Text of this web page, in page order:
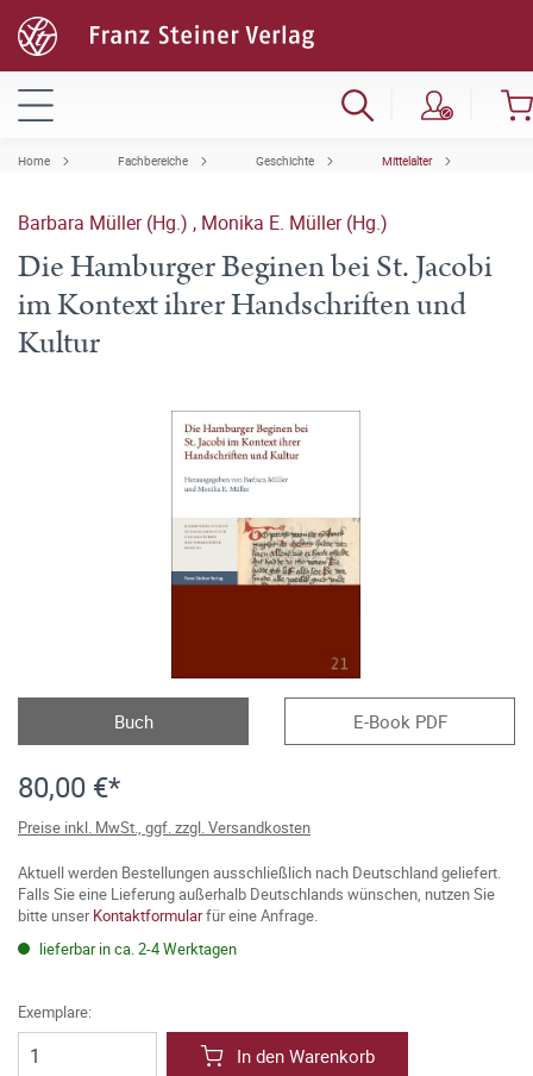
Home Fachbereiche Geschichte Mittelalter
Barbara Müller (Hg.) , Monika E. Müller (Hg.)
Die Hamburger Beginen bei St. Jacobi
im Kontext ihrer Handschriften und
Kultur
Buch E-Book PDF
80,00 €*
Preise inkl. MwSt., ggf. zzgl. Versandkosten
Aktuell werden Bestellungen ausschließlich nach Deutschland geliefert.
Falls Sie eine Lieferung außerhalb Deutschlands wünschen, nutzen Sie
bitte unserKontaktformularfür eine Anfrage.
lieferbar in ca. 2-4 Werktagen
Exemplare:
In den Warenkorb